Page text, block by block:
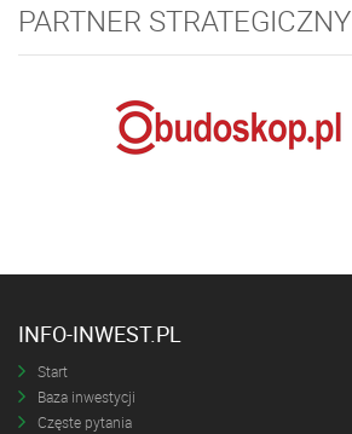
PARTNER STRATEGICZNY
INFO-INWEST.PL
Start
Baza inwestycji
Częste pytania